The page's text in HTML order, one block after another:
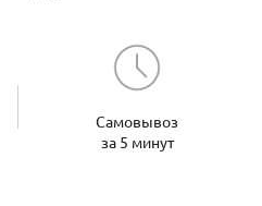
Самовывоз
за 5 минут